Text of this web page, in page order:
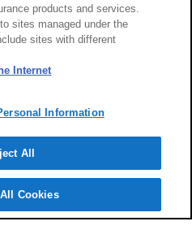
products and services.
sites managed under the
sites with different
Internet
Information
All
Cookies